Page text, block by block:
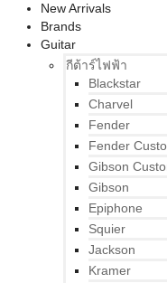
New Arrivals
Brands
Guitar
กีต้าร์ไฟฟ้า
Blackstar
Charvel
Fender
Fender
Gibson
Gibson
Epiphone
Squier
Jackson
Kramer